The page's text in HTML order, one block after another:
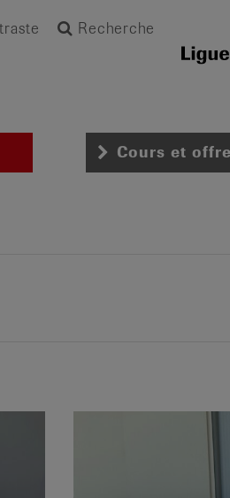
Recherche
Cours et